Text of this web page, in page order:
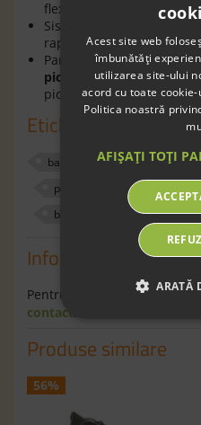
flexibilitate şi confort în
Sistemul de prindere
rapidă a copilului;
PantofiiBAREFOOT
picioarelor, având un
picioarelor.
Etichete
baieti pantofi
piele naturala
fara
barefoot
34 40
Informaţii
Pentru informaţii
contact.
Produse similare
56%
Acest site web
îmbunătăți
utilizarea site-ului
acord cu toate
Politica noastră
AFIȘAȚI TOȚI
ARATĂ